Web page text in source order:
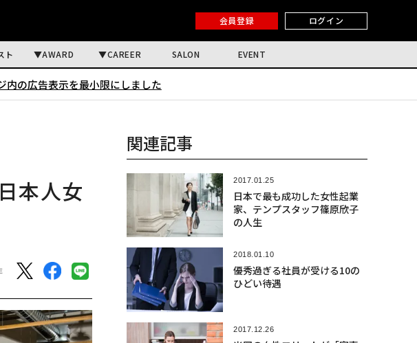
会員登録 ログイン
ト AWARD CAREER SALON EVENT
内の広告表示を最小限にしました
本人女
関連記事
2017.01.25
日本で最も成功した女性起業
家、テンプスタッフ篠原欣子
の人生
2018.01.10
優秀過ぎる社員が受ける10の
ひどい待遇
2017.12.26